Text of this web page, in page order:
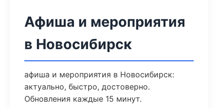
Афиша и мероприятия
в Новосибирск
афиша и мероприятия в Новосибирск:
актуально, быстро, достоверно.
Обновления каждые 15 минут.